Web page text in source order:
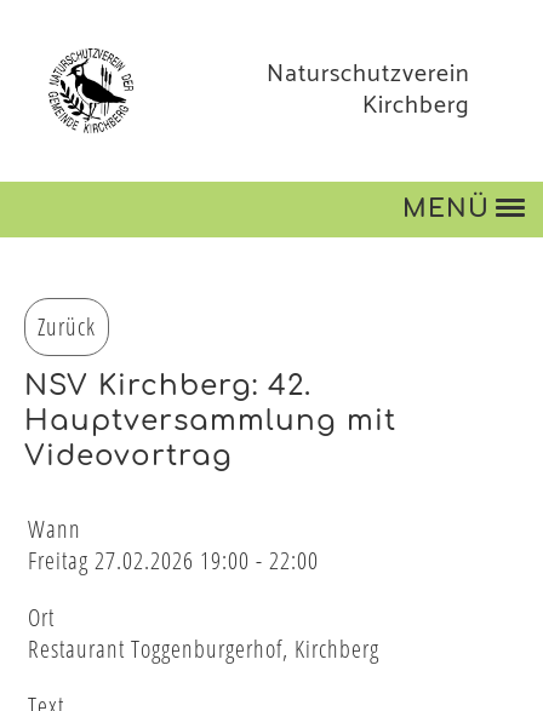
Naturschutzverein
Kirchberg
MENÜ
Zurück
NSV Kirchberg: 42.
Hauptversammlung mit
Videovortrag
Wann
Freitag 27.02.2026 19:00 - 22:00
Ort
Restaurant Toggenburgerhof, Kirchberg